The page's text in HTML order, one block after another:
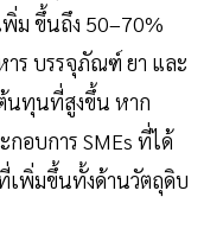
ม ขึ้นถึง 50–70%
าร บรรจุภัณฑ์ ยา และ
ต้นทุนที่สูงขึ้น หาก
อบการ SMEs ที่ได้
พิ่มขึ้นทั้งด้านวัตถุดิบ